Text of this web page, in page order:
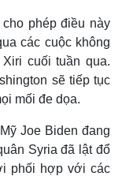
phép điều này
các cuộc không
cuối tuần qua.
sẽ tiếp tục
mối đe dọa.
Joe Biden đang
Syria đã lật đổ
phối hợp với các